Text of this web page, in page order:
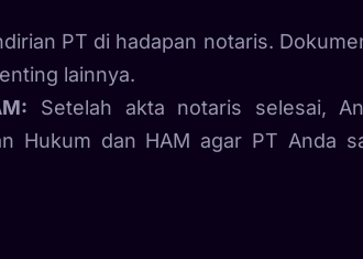
PT di hadapan notaris.
lainnya.
Setelah akta notaris selesai,
Hukum dan HAM agar PT Anda